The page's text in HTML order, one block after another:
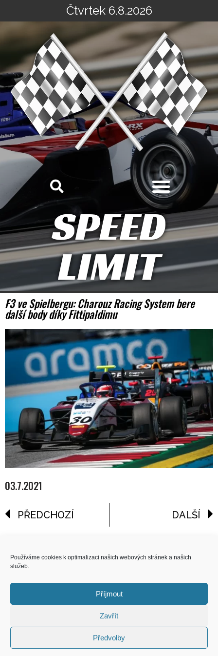
Používáme cookies k optimalizaci našich webových stránek a našich
služeb.
Příjmout
Zavřít
Předvolby
na
Čtvrtek 6.8.2026
SPEED
LIMIT
F3 ve Spielbergu: Charouz Racing System bere
další body díky Fittipaldimu
03.7.2021
PŘEDCHOZÍ DALŠÍ
COPYRIGHT
© 2026 Speed Limit,
All Rights Reserved